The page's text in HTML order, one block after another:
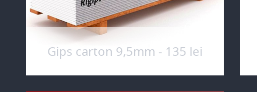
Gips carton 9,5mm - 135 lei